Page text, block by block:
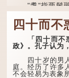
"耄"指两鬓斑
家，亦含有思想
思；"耋"更有跌
也是用来形容老
曹操《对酒
道："耄耋皆得
到了一百岁
四十而不
「四十而不惑
政》。孔子认为
四十岁的男人
庭。经历了许多
不会轻易为表象